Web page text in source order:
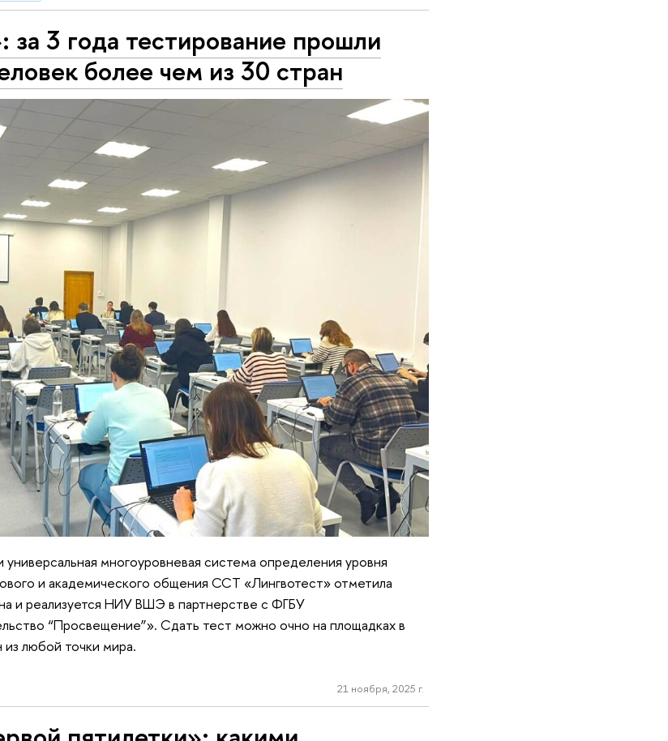
за 3 года тестирование прошли
более чем из 30 стран
многоуровневая система определения уровня
и академического общения ССТ «Лингвотест» отметила
и реализуется НИУ ВШЭ в партнерстве с ФГБУ
“Просвещение”». Сдать тест можно очно на площадках в
любой точки мира.
21 ноября, 2025 г.